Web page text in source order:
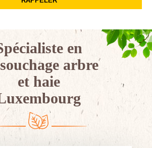
en
arbre
et haie